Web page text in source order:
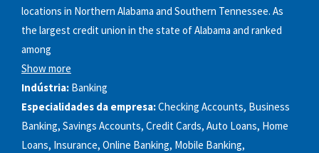
locations in Northern Alabama and Southern Tennessee. As
the largest credit union in the state of Alabama and ranked
among
Show more
Indústria: Banking
Especialidades da empresa:Checking Accounts, Business
Banking, Savings Accounts, Credit Cards, Auto Loans, Home
Loans, Insurance, Online Banking, Mobile Banking,